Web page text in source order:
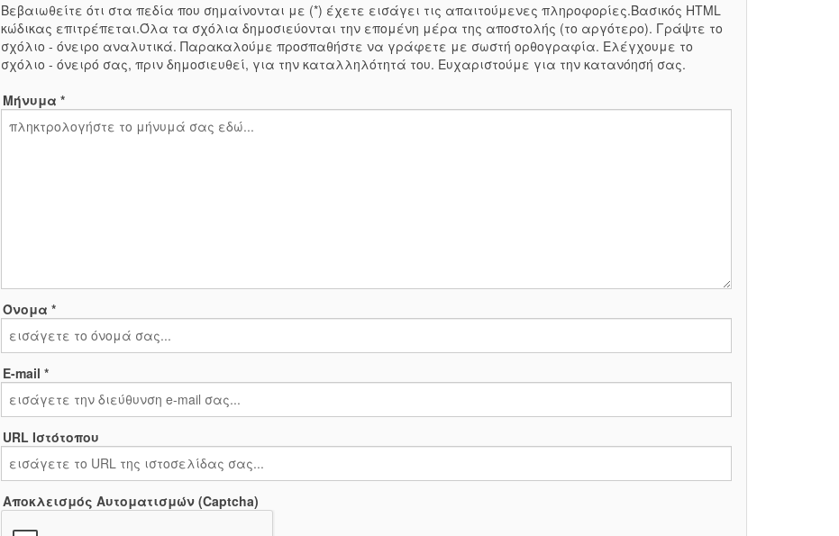
Βεβαιωθείτε ότι στα πεδία που σημαίνονται με (*) έχετε εισάγει τις απαιτούμενες πληροφορίες.Βασικός HTML
κώδικας επιτρέπεται.Όλα τα σχόλια δημοσιεύονται την επομένη μέρα της αποστολής (το αργότερο). Γράψτε το
σχόλιο - όνειρο αναλυτικά. Παρακαλούμε προσπαθήστε να γράφετε με σωστή ορθογραφία. Ελέγχουμε το
σχόλιο - όνειρό σας, πριν δημοσιευθεί, για την καταλληλότητά του. Ευχαριστούμε για την κατανόησή σας.
Μήνυμα *
Όνομα *
E-mail *
URL Ιστότοπου
Αποκλεισμός Αυτοματισμών (Captcha)